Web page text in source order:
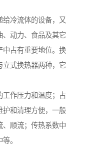
冷流体的设备，又
、动力、食品及其它
中占有重要地位。换
立式换热器两种，它
工作压力和温度；占
护和清理方便，一般
、顺流；传热系数中
。